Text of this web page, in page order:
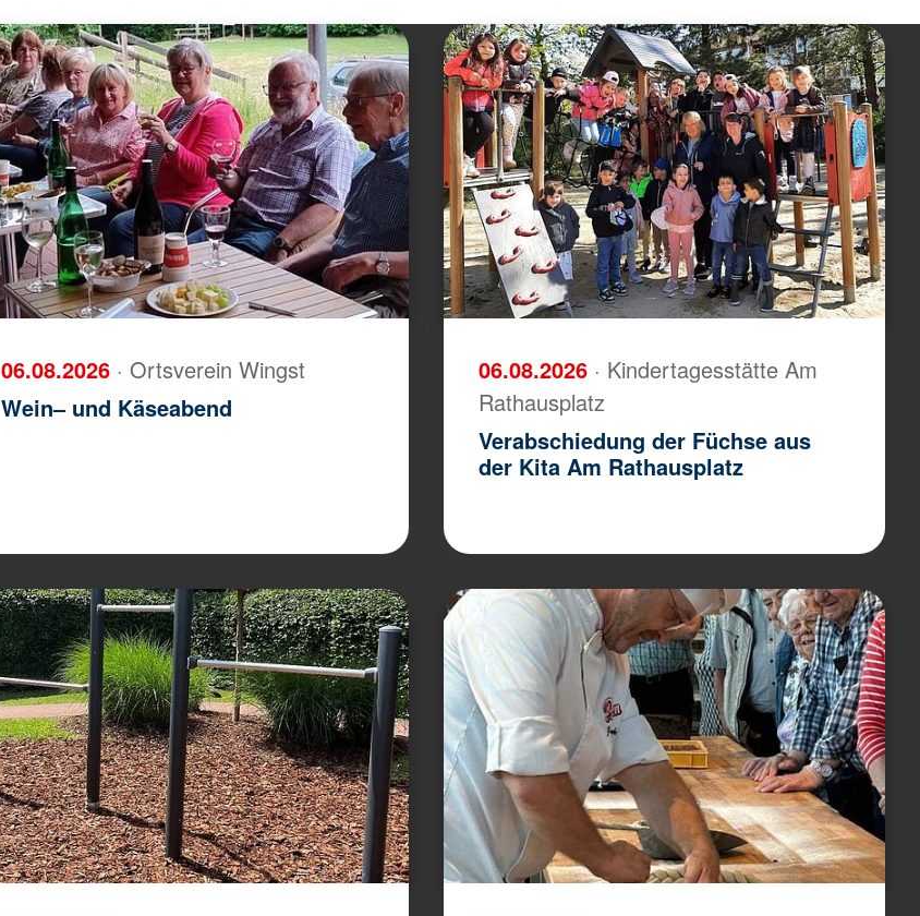
06.08.2026 · Ortsverein Wingst
Wein– und Käseabend
06.08.2026 · Kindertagesstätte Am
Rathausplatz
Verabschiedung der Füchse aus
der Kita Am Rathausplatz